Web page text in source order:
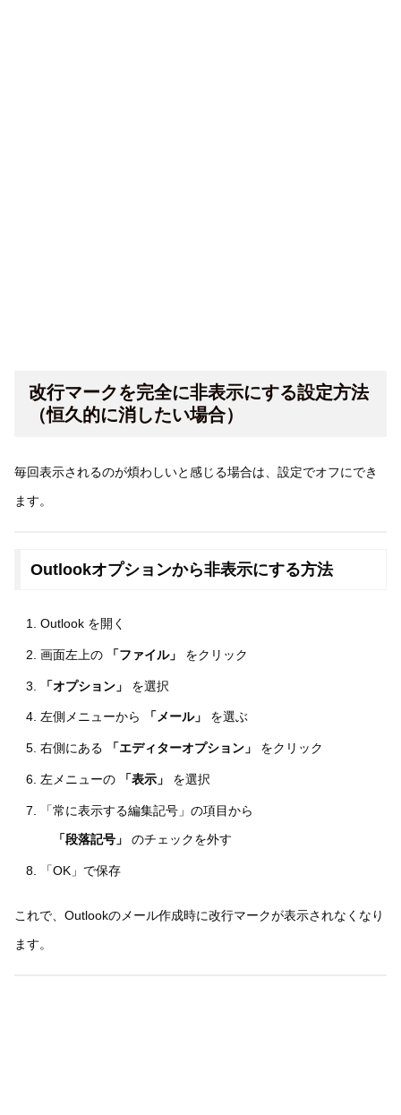
改行マークを完全に非表示にする設定方法
（恒久的に消したい場合）
毎回表示されるのが煩わしいと感じる場合は、設定でオフにでき
ます。
Outlookオプションから非表示にする方法
Outlook を開く
画面左上の 「ファイル」 をクリック
「オプション」 を選択
左側メニューから 「メール」 を選ぶ
右側にある 「エディターオプション」 をクリック
左メニューの 「表示」 を選択
「常に表示する編集記号」の項目から
「段落記号」
のチェックを外す
「OK」で保存
これで、Outlookのメール作成時に改行マークが表示されなくなり
ます。